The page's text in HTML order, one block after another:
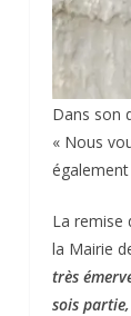
Dans son
« Nous
La remise
la Mairie
très
sois